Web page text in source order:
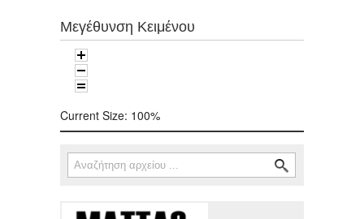
Μεγέθυνση Κειμένου
Current Size: 100%
Φόρμα αναζήτησης
Αναζήτηση